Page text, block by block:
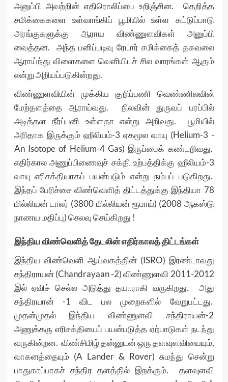
அனுப்பி அவற்றின் எதிரொலிப்பை உறிஞ்சின. தெறித்த
சமிக்கைகளை உள்வாங்கிப் பூமியில் உள்ள கட்டுப்பாடு
அரங்குகளுக்கு ஆராய விண்ணுளவிகள் அனுப்பி
வைத்தன. அந்த பனிப்படிவு ரேடார் சமிக்கைத் தகவலை
ஆராய்ந்து விளைகளை வெளியிடச் சில வாரங்கள் ஆகும்
என்று அறியப்படுகின்றது.
விண்ணுளவியின் முக்கிய குறிப்பணி வெண்ணிலவின்
மேற்தளத்தை ஆராய்வது. நிலவின் துருவப் பரப்பில்
அடித்தள நீர்ப்பனி உள்ளதா என்று அறிவது. பூமியில்
அரிதாக இருக்கும் ஹீலியம்-3 ஏகமூல வாயு (Helium-3 -
An Isotope of Helium-4 Gas) இருப்பைக் கண்டறிவது.
எதிர்கால அணுப்பிணைவுச் சக்தி உற்பத்திக்கு ஹீலியம்-3
வாயு எரிசக்தியாகப் பயன்படும் என்று நம்பப் படுகிறது.
இந்தப் பேரிச்சை விண்வெளித் திட்டத்துக்கு இந்தியா 78
மில்லியன் டாலர் (3800 மில்லியன் ரூபாய்) (2008 ஆகஸ்டு
நாணய மதிப்பு) செலவு செய்கிறது !
இந்திய விண்வெளித் தேடலின் எதிர்காலத் திட்டங்கள்
இந்திய விண்வெளி ஆய்வகத்தின் (ISRO) இரண்டாவது
சந்திராயன் (Chandrayaan -2) விண்ணுளவி 2011-2012
இல் ஏவிச் செல்ல அடுத்து தயாராகி வருகிறது. அது
சந்திரயான் -1 விட பல முறைகளில் வேறுபட்டது.
முதன்முதல் இந்திய விண்ணுளவி சந்திராயன்-2
அணுக்கரு எரிசக்தியைப் பயன்படுத்த ஏற்பாடுகள் நடந்து
வருகின்றன. விண்சிமிழ் தன்னுடன் ஒரு தளவுளவியையும்,
வாகனத்தையும் (A Lander & Rover) சுமந்து சென்று
பாதுகாப்பாகச் சந்திர தளத்தில் இறக்கும். தளவுளவி